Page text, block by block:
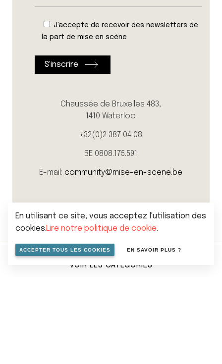
VOIR LES CATÉGORIES
J'accepte de recevoir des newsletters de
la part de mise en scène
Chaussée de Bruxelles 483,
1410 Waterloo
+32(0)2 387 04 08
BE 0808.175.591
E-mail: community@mise-en-scene.be
En utilisant ce site, vous acceptez l'utilisation des
cookies.Lire notre politique de cookie.
ACCEPTER TOUS LES COOKIES EN SAVOIR PLUS ?